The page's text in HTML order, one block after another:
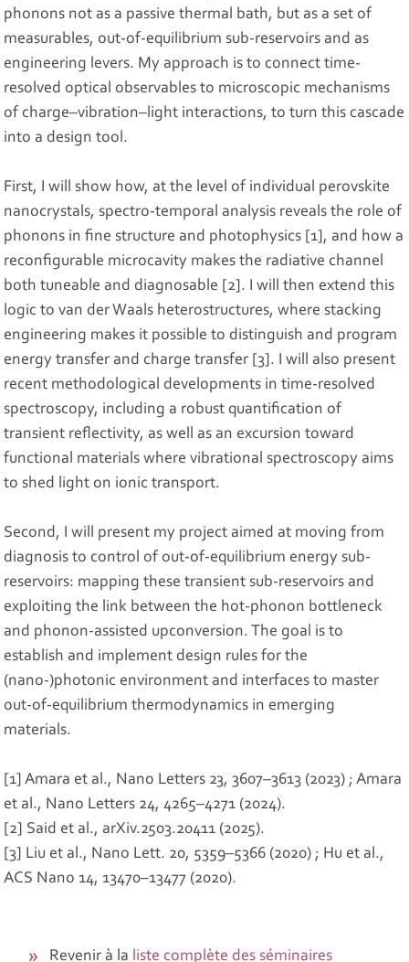
phonons not as a passive thermal bath, but as a set of
measurables, out-of-equilibrium sub-reservoirs and as
engineering levers. My approach is to connect time-
resolved optical observables to microscopic mechanisms
of charge–vibration–light interactions, to turn this cascade
into a design tool.
First, I will show how, at the level of individual perovskite
nanocrystals, spectro-temporal analysis reveals the role of
phonons in fine structure and photophysics [1], and how a
reconfigurable microcavity makes the radiative channel
both tuneable and diagnosable [2]. I will then extend this
logic to van der Waals heterostructures, where stacking
engineering makes it possible to distinguish and program
energy transfer and charge transfer [3]. I will also present
recent methodological developments in time-resolved
spectroscopy, including a robust quantification of
transient reflectivity, as well as an excursion toward
functional materials where vibrational spectroscopy aims
to shed light on ionic transport.
Second, I will present my project aimed at moving from
diagnosis to control of out-of-equilibrium energy sub-
reservoirs: mapping these transient sub-reservoirs and
exploiting the link between the hot-phonon bottleneck
and phonon-assisted upconversion. The goal is to
establish and implement design rules for the
(nano-)photonic environment and interfaces to master
out-of-equilibrium thermodynamics in emerging
materials.
[1] Amara et al., Nano Letters 23, 3607–3613 (2023) ; Amara
et al., Nano Letters 24, 4265–4271 (2024).
[2] Said et al., arXiv.2503.20411 (2025).
[3] Liu et al., Nano Lett. 20, 5359–5366 (2020) ; Hu et al.,
ACS Nano 14, 13470–13477 (2020).
Revenir à la liste complète des séminaires